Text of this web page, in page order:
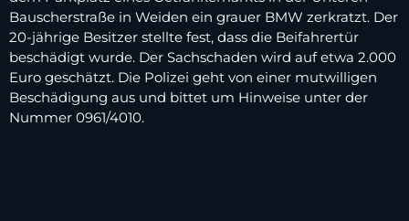
Bauscherstraße in Weiden ein grauer BMW zerkratzt. Der
20-jährige Besitzer stellte fest, dass die Beifahrertür
beschädigt wurde. Der Sachschaden wird auf etwa 2.000
Euro geschätzt. Die Polizei geht von einer mutwilligen
Beschädigung aus und bittet um Hinweise unter der
Nummer 0961/4010.